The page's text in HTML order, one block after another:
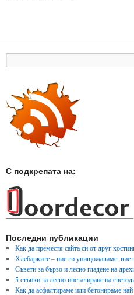
С подкрепата на:
Последни публикации
Как да преместя сайта си от друг
Хлебарките – ние ги унищожаваме, вие
Съвети за бързо и лесно гладене на
5 стъпки за лесно инсталиране на
Как да асфалтираме или бетонираме